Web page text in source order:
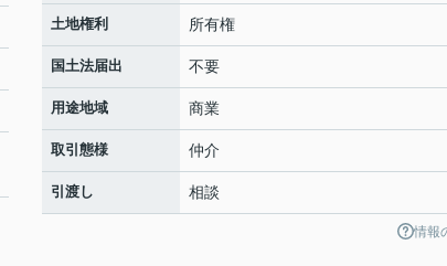
土地権利 所有権
国土法届出 不要
用途地域 商業
取引態様 仲介
引渡し 相談
情報